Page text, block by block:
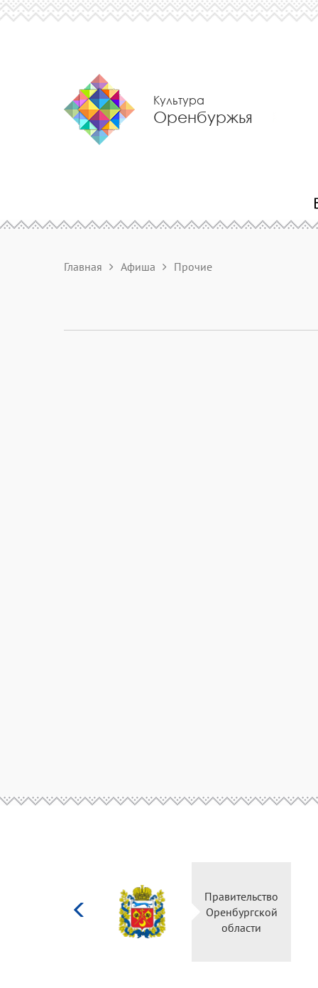
Культура
Оренбуржья
Главная Афиша Прочие
Правительство
Оренбургской
области